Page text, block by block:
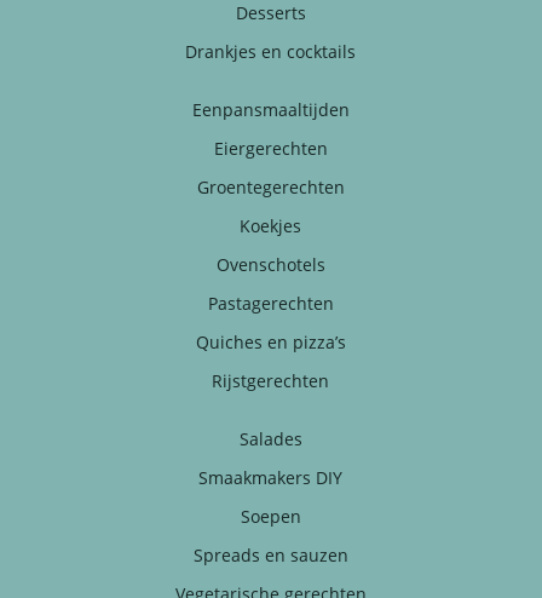
Desserts
Drankjes en cocktails
Eenpansmaaltijden
Eiergerechten
Groentegerechten
Koekjes
Ovenschotels
Pastagerechten
Quiches en pizza’s
Rijstgerechten
Salades
Smaakmakers DIY
Soepen
Spreads en sauzen